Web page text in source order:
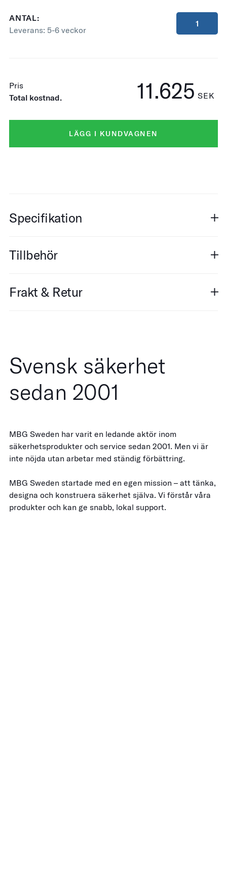
ANTAL:
Leverans: 5-6 veckor
Pris
Total kostnad.
11.625 SEK
LÄGG I KUNDVAGNEN
Specifikation
Tillbehör
Frakt & Retur
Svensk säkerhet
sedan 2001
MBG Sweden har varit en ledande aktör inom
säkerhetsprodukter och service sedan 2001. Men vi är
inte nöjda utan arbetar med ständig förbättring.
MBG Sweden startade med en egen mission – att tänka,
designa och konstruera säkerhet själva. Vi förstår våra
produkter och kan ge snabb, lokal support.